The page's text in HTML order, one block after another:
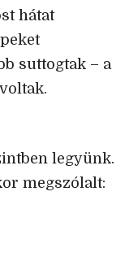
hátat
suttogtak – a
legyünk.
megszólalt: